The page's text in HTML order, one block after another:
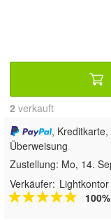
2 verkauft
,
Überweisung
Zustellung: Mo, 14.
Verkäufer: Lightkontor